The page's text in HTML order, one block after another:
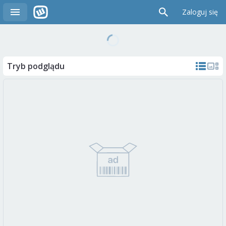
Zaloguj się
Tryb podglądu